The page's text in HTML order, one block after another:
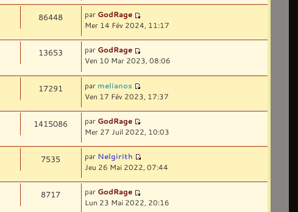
86448 par GodRage
Mer 14 Fév 2024, 11:17
13653 par GodRage
Ven 10 Mar 2023, 08:06
17291 par melianos
Ven 17 Fév 2023, 17:37
1415086 par GodRage
Mer 27 Juil 2022, 10:03
7535 par Nelgirith
Jeu 26 Mai 2022, 07:44
8717 par GodRage
Lun 23 Mai 2022, 20:16